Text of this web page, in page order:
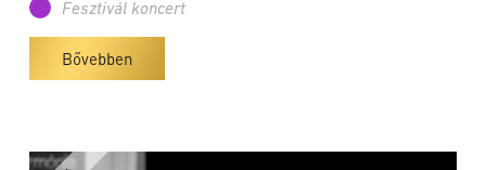
Fesztivál koncert
Bővebben